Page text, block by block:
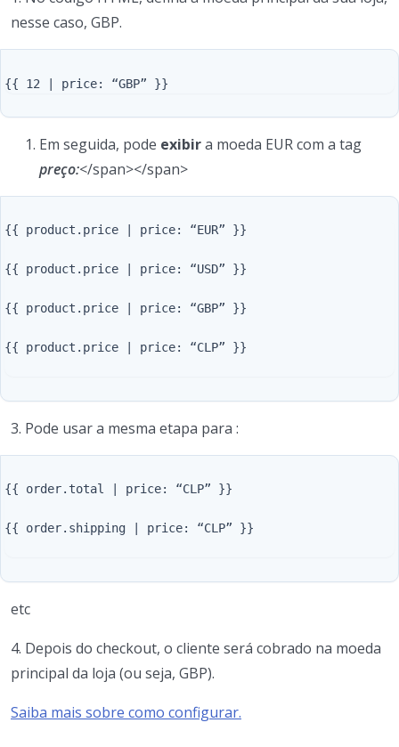
nesse caso, GBP.
Em seguida, pode exibira moeda EUR com a tag
preço:</span></span>
{{ product.price | price: “EUR” }}
{{ product.price | price: “USD” }}
{{ product.price | price: “GBP” }}
{{ product.price | price: “CLP” }}
3. Pode usar a mesma etapa para :
{{ order.total | price: “CLP” }}
{{ order.shipping | price: “CLP” }}
etc
4. Depois do checkout, o cliente será cobrado na moeda
principal da loja (ou seja, GBP).
Saiba mais sobre como configurar.